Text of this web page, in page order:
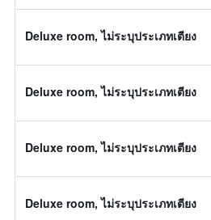
Deluxe room, ไม่ระบุประเภทเตียง
Deluxe room, ไม่ระบุประเภทเตียง
Deluxe room, ไม่ระบุประเภทเตียง
Deluxe room, ไม่ระบุประเภทเตียง